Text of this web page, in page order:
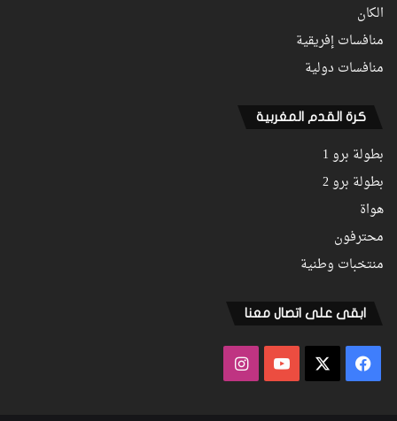
الكان
منافسات إفريقية
منافسات دولية
كرة القدم المغربية
بطولة برو 1
بطولة برو 2
هواة
محترفون
منتخبات وطنية
ابقى على اتصال معنا
فيسبوك ‫YouTubeانستقرام